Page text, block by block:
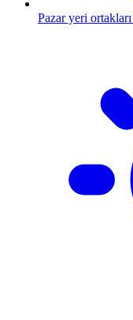
Pazar yeri ortakları